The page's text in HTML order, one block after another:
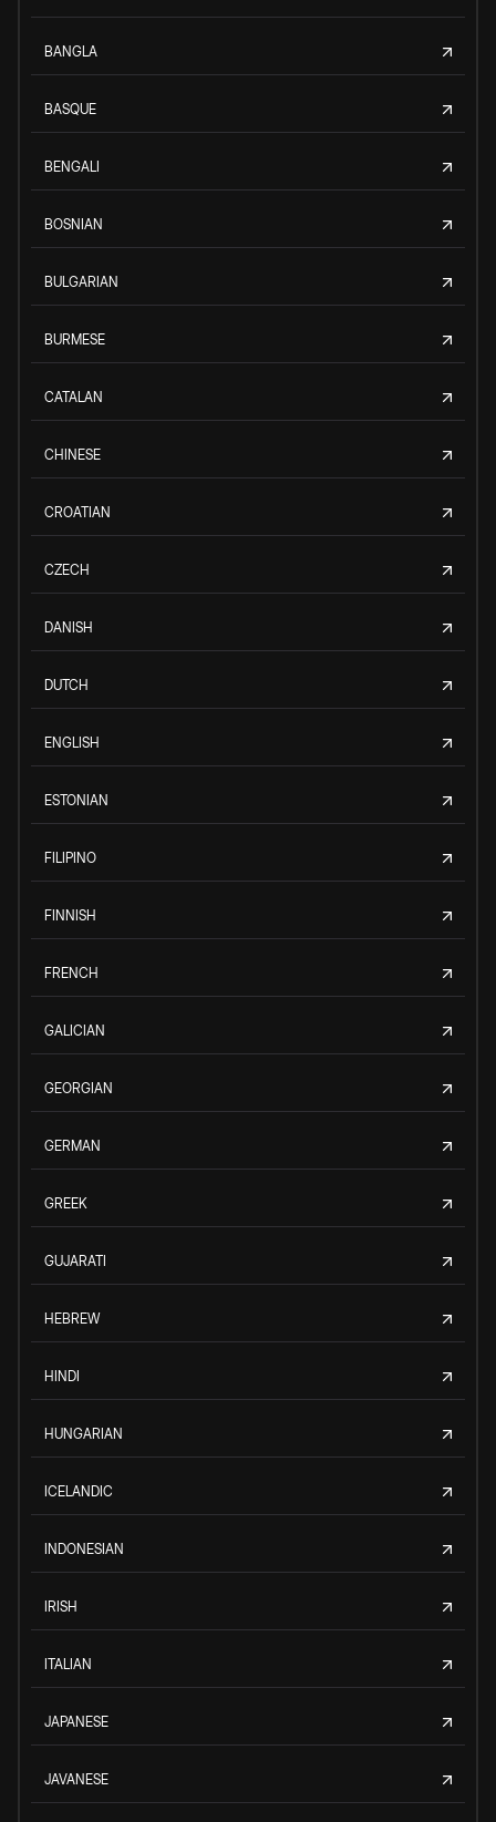
BANGLA
BASQUE
BENGALI
BOSNIAN
BULGARIAN
BURMESE
CATALAN
CHINESE
CROATIAN
CZECH
DANISH
DUTCH
ENGLISH
ESTONIAN
FILIPINO
FINNISH
FRENCH
GALICIAN
GEORGIAN
GERMAN
GREEK
GUJARATI
HEBREW
HINDI
HUNGARIAN
ICELANDIC
INDONESIAN
IRISH
ITALIAN
JAPANESE
JAVANESE